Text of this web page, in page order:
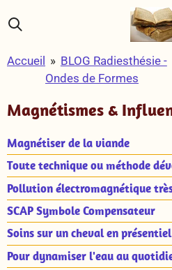
Passer
au
principal
Accueil » BLOG Radiesthésie -
Ondes de Formes
Magnétismes &
Magnétiser de la viande
Toute technique ou méthode
Pollution électromagnétique
SCAP Symbole Compensateur
Soins sur un cheval en présentiel
Pour dynamiser l'eau au